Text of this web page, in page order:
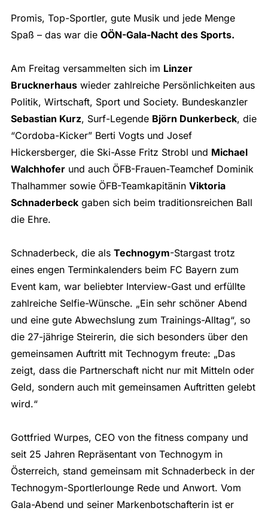
Promis, Top-Sportler, gute Musik und jede Menge
Spaß – das war die OÖN-Gala-Nacht des Sports.
Am Freitag versammelten sich im Linzer
Brucknerhauswieder zahlreiche Persönlichkeiten aus
Politik, Wirtschaft, Sport und Society. Bundeskanzler
Sebastian Kurz, Surf-Legende Björn Dunkerbeck, die
“Cordoba-Kicker” Berti Vogts und Josef
Hickersberger, die Ski-Asse Fritz Strobl und Michael
Walchhoferund auch ÖFB-Frauen-Teamchef Dominik
Thalhammer sowie ÖFB-Teamkapitänin Viktoria
Schnaderbeckgaben sich beim traditionsreichen Ball
die Ehre.
Schnaderbeck, die als Technogym-Stargast trotz
eines engen Terminkalenders beim FC Bayern zum
Event kam, war beliebter Interview-Gast und erfüllte
zahlreiche Selfie-Wünsche. „Ein sehr schöner Abend
und eine gute Abwechslung zum Trainings-Alltag“, so
die 27-jährige Steirerin, die sich besonders über den
gemeinsamen Auftritt mit Technogym freute: „Das
zeigt, dass die Partnerschaft nicht nur mit Mitteln oder
Geld, sondern auch mit gemeinsamen Auftritten gelebt
wird.“
Gottfried Wurpes, CEO von the fitness company und
seit 25 Jahren Repräsentant von Technogym in
Österreich, stand gemeinsam mit Schnaderbeck in der
Technogym-Sportlerlounge Rede und Anwort. Vom
Gala-Abend und seiner Markenbotschafterin ist er